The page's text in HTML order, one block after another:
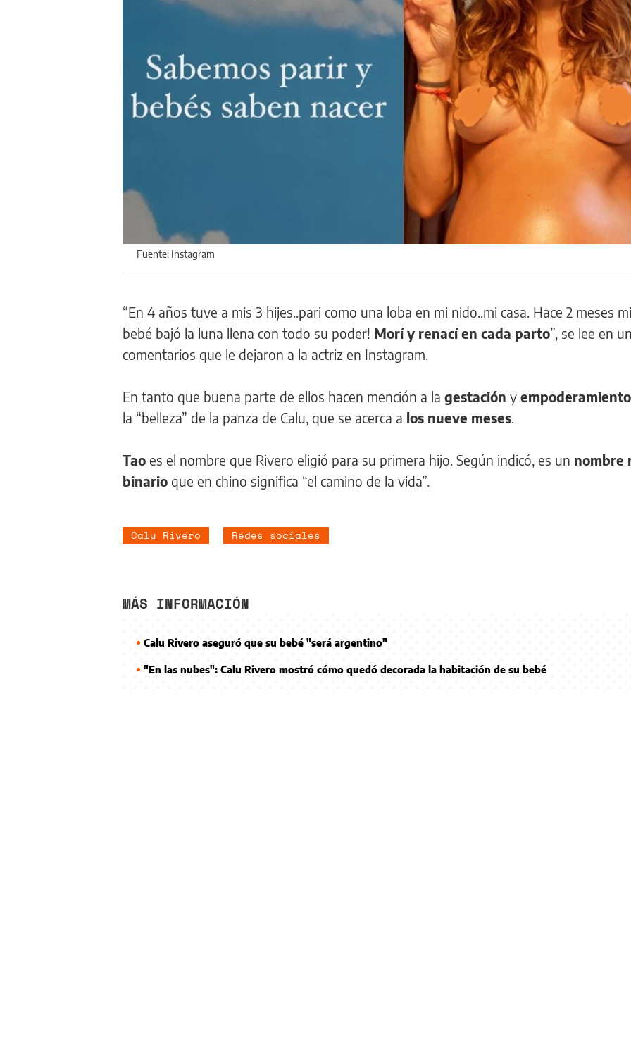
Fuente: Instagram
“En 4 años tuve a mis 3 hijes..pari como una loba en mi nido..mi casa. Hace 2 meses
bebé bajó la luna llena con todo su poder! Morí y renací en cada parto”, se lee en
comentarios que le dejaron a la actriz en Instagram.
En tanto que buena parte de ellos hacen mención a la gestación y empoderamiento
la “belleza” de la panza de Calu, que se acerca a los nueve meses
Tao es el nombre que Rivero eligió para su primera hijo. Según indicó, es un nombre
binario que en chino significa “el camino de la vida”.
Calu Rivero Redes sociales
MÁS INFORMACIÓN
Calu Rivero aseguró que su bebé "será argentino"
"En las nubes": Calu Rivero mostró cómo quedó decorada la habitación de su bebé